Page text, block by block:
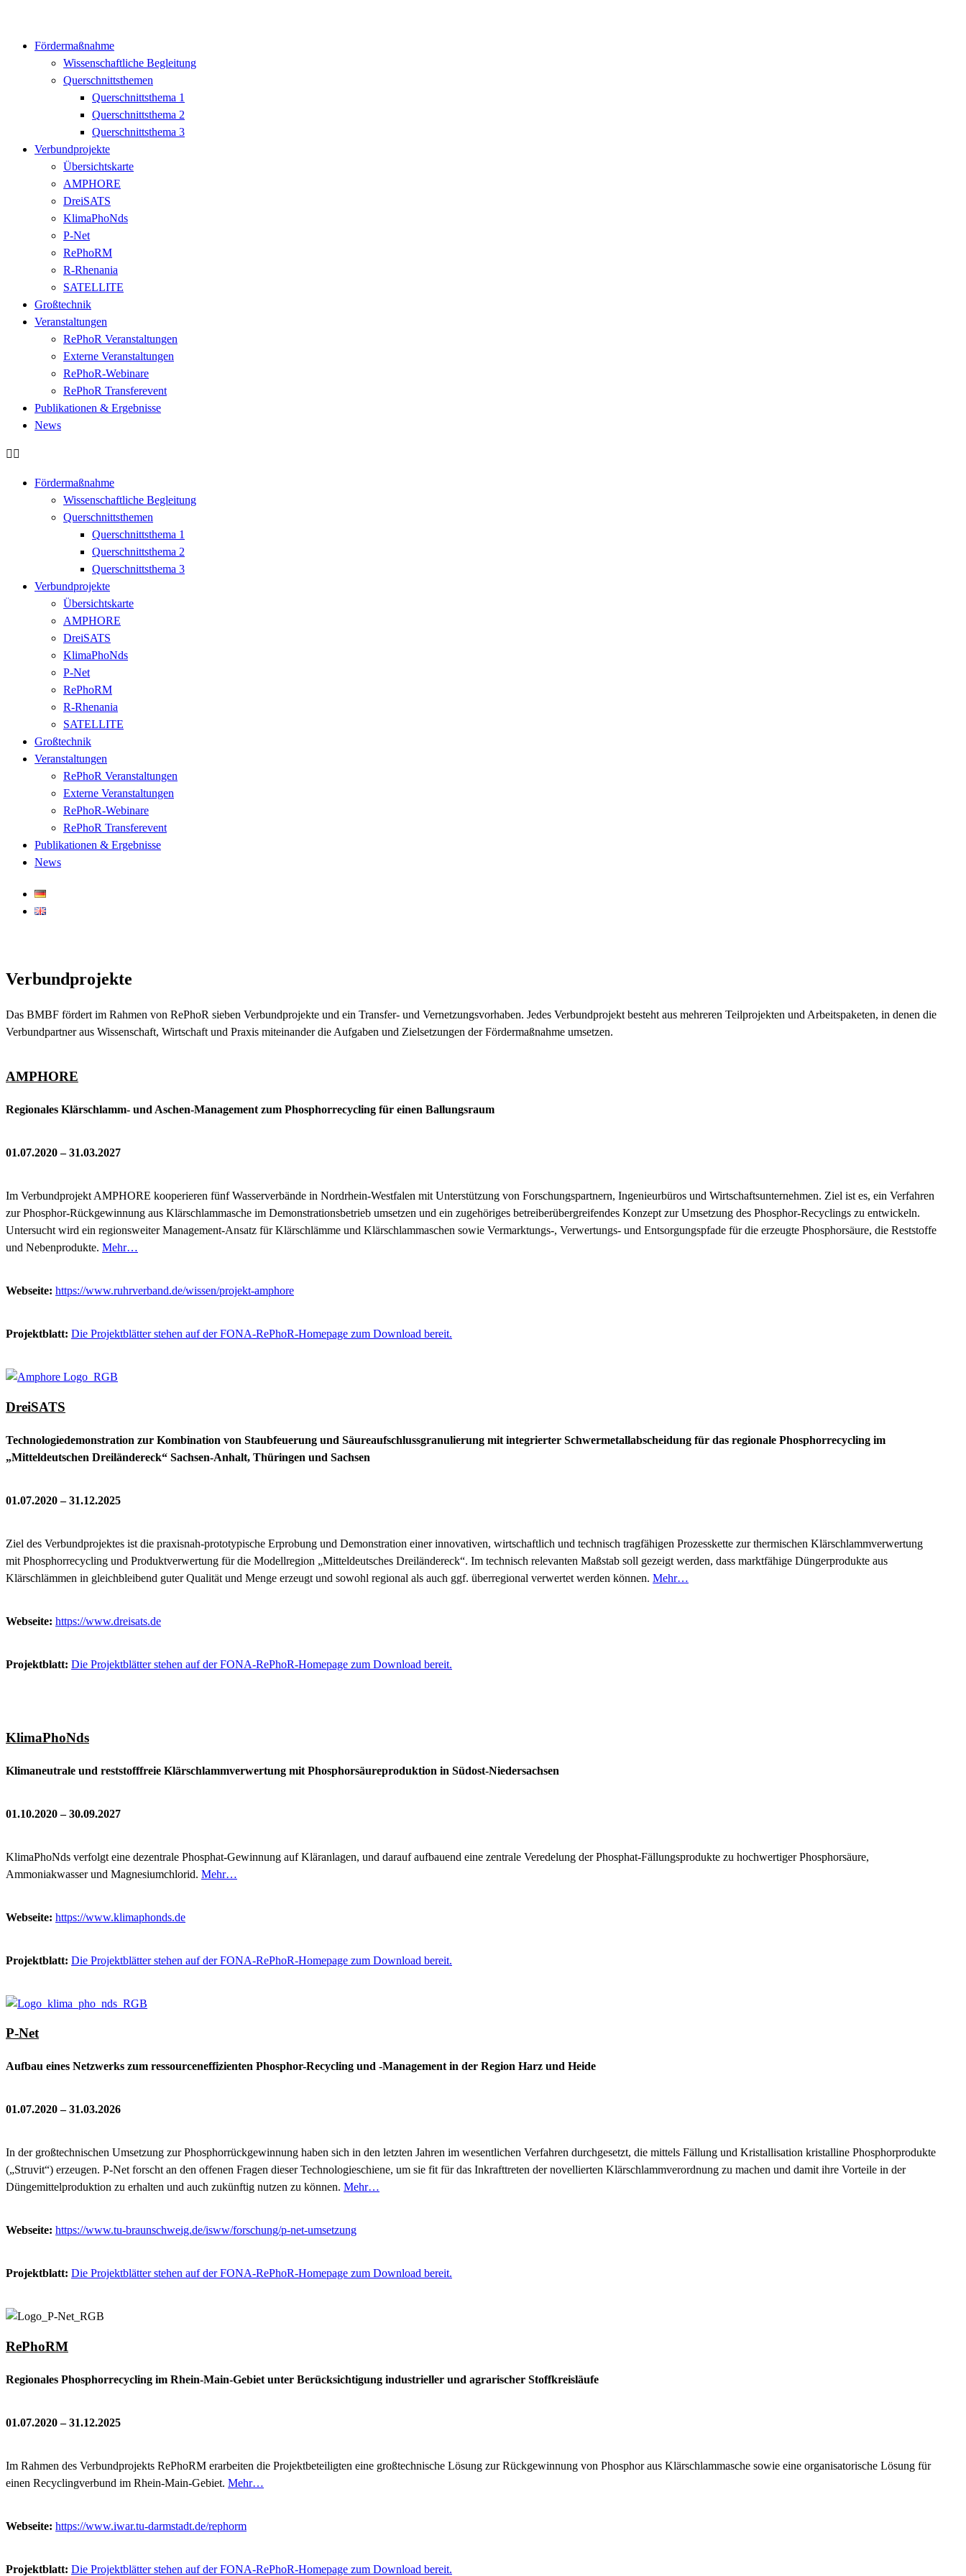
Fördermaßnahme
Wissenschaftliche Begleitung
Querschnittsthemen
Querschnittsthema 1
Querschnittsthema 2
Querschnittsthema 3
Verbundprojekte
Übersichtskarte
AMPHORE
DreiSATS
KlimaPhoNds
P-Net
RePhoRM
R-Rhenania
SATELLITE
Großtechnik
Veranstaltungen
RePhoR Veranstaltungen
Externe Veranstaltungen
RePhoR-Webinare
RePhoR Transferevent
Publikationen & Ergebnisse
News
Fördermaßnahme
Wissenschaftliche Begleitung
Querschnittsthemen
Querschnittsthema 1
Querschnittsthema 2
Querschnittsthema 3
Verbundprojekte
Übersichtskarte
AMPHORE
DreiSATS
KlimaPhoNds
P-Net
RePhoRM
R-Rhenania
SATELLITE
Großtechnik
Veranstaltungen
RePhoR Veranstaltungen
Externe Veranstaltungen
RePhoR-Webinare
RePhoR Transferevent
Publikationen & Ergebnisse
News
Verbundprojekte
Das BMBF fördert im Rahmen von RePhoR sieben Verbundprojekte und ein Transfer- und Vernetzungsvorhaben. Jedes Verbundprojekt besteht aus mehreren Teilprojekten und Arbeitspaketen, in denen die
Verbundpartner aus Wissenschaft, Wirtschaft und Praxis miteinander die Aufgaben und Zielsetzungen der Fördermaßnahme umsetzen.
AMPHORE
Regionales Klärschlamm- und Aschen-Management zum Phosphorrecycling für einen Ballungsraum
01.07.2020 – 31.03.2027
Im Verbundprojekt AMPHORE kooperieren fünf Wasserverbände in Nordrhein-Westfalen mit Unterstützung von Forschungspartnern, Ingenieurbüros und Wirtschaftsunternehmen. Ziel ist es, ein Verfahren
zur Phosphor-Rückgewinnung aus Klärschlammasche im Demonstrationsbetrieb umsetzen und ein zugehöriges betreiberübergreifendes Konzept zur Umsetzung des Phosphor-Recyclings zu entwickeln.
Untersucht wird ein regionsweiter Management-Ansatz für Klärschlämme und Klärschlammaschen sowie Vermarktungs-, Verwertungs- und Entsorgungspfade für die erzeugte Phosphorsäure, die Reststoffe
und Nebenprodukte. Mehr…
Webseite: https://www.ruhrverband.de/wissen/projekt-amphore
Projektblatt: Die Projektblätter stehen auf der FONA-RePhoR-Homepage zum Download bereit.
DreiSATS
Technologiedemonstration zur Kombination von Staubfeuerung und Säureaufschlussgranulierung mit integrierter Schwermetallabscheidung für das regionale Phosphorrecycling im
„Mitteldeutschen Dreiländereck“ Sachsen-Anhalt, Thüringen und Sachsen
01.07.2020 – 31.12.2025
Ziel des Verbundprojektes ist die praxisnah-prototypische Erprobung und Demonstration einer innovativen, wirtschaftlich und technisch tragfähigen Prozesskette zur thermischen Klärschlammverwertung
mit Phosphorrecycling und Produktverwertung für die Modellregion „Mitteldeutsches Dreiländereck“. Im technisch relevanten Maßstab soll gezeigt werden, dass marktfähige Düngerprodukte aus
Klärschlämmen in gleichbleibend guter Qualität und Menge erzeugt und sowohl regional als auch ggf. überregional verwertet werden können. Mehr…
Webseite: https://www.dreisats.de
Projektblatt: Die Projektblätter stehen auf der FONA-RePhoR-Homepage zum Download bereit.
KlimaPhoNds
Klimaneutrale und reststofffreie Klärschlammverwertung mit Phosphorsäureproduktion in Südost-Niedersachsen
01.10.2020 – 30.09.2027
KlimaPhoNds verfolgt eine dezentrale Phosphat-Gewinnung auf Kläranlagen, und darauf aufbauend eine zentrale Veredelung der Phosphat-Fällungsprodukte zu hochwertiger Phosphorsäure,
Ammoniakwasser und Magnesiumchlorid. Mehr…
Webseite: https://www.klimaphonds.de
Projektblatt: Die Projektblätter stehen auf der FONA-RePhoR-Homepage zum Download bereit.
P-Net
Aufbau eines Netzwerks zum ressourceneffizienten Phosphor-Recycling und -Management in der Region Harz und Heide
01.07.2020 – 31.03.2026
In der großtechnischen Umsetzung zur Phosphorrückgewinnung haben sich in den letzten Jahren im wesentlichen Verfahren durchgesetzt, die mittels Fällung und Kristallisation kristalline Phosphorprodukte
(„Struvit“) erzeugen. P-Net forscht an den offenen Fragen dieser Technologieschiene, um sie fit für das Inkrafttreten der novellierten Klärschlammverordnung zu machen und damit ihre Vorteile in der
Düngemittelproduktion zu erhalten und auch zukünftig nutzen zu können. Mehr…
Webseite: https://www.tu-braunschweig.de/isww/forschung/p-net-umsetzung
Projektblatt: Die Projektblätter stehen auf der FONA-RePhoR-Homepage zum Download bereit.
RePhoRM
Regionales Phosphorrecycling im Rhein-Main-Gebiet unter Berücksichtigung industrieller und agrarischer Stoffkreisläufe
01.07.2020 – 31.12.2025
Im Rahmen des Verbundprojekts RePhoRM erarbeiten die Projektbeteiligten eine großtechnische Lösung zur Rückgewinnung von Phosphor aus Klärschlammasche sowie eine organisatorische Lösung für
einen Recyclingverbund im Rhein-Main-Gebiet. Mehr…
Webseite: https://www.iwar.tu-darmstadt.de/rephorm
Projektblatt: Die Projektblätter stehen auf der FONA-RePhoR-Homepage zum Download bereit.